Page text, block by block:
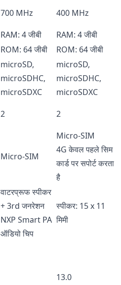
700 MHz
400 MHz
RAM: 4 जीबी
RAM: 4 जीबी
ROM: 64 जीबी
ROM: 64 जीबी
microSD,
microSDHC,
microSDXC
microSD,
microSDHC,
microSDXC
2 2
Micro-SIM
Micro-SIM
4G केवल पहले सिम
कार्ड पर सपोर्ट करता
है
वाटरप्रूफ स्पीकर
+ 3rd जनरेशन
NXP Smart PA
ऑडियो चिप
स्पीकर: 15 х 11
मिमी
13.0